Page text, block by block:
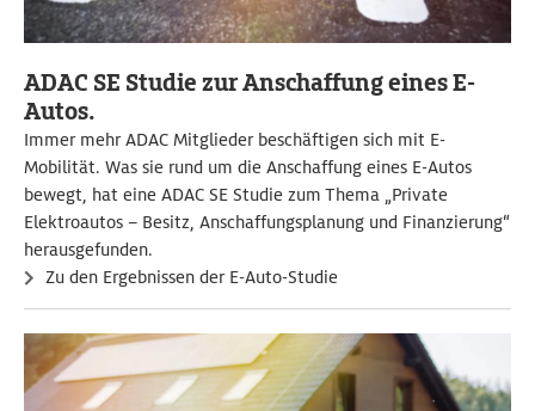
ADAC SE Studie zur Anschaffung eines E-
Autos.
Immer mehr ADAC Mitglieder beschäftigen sich mit E-
Mobilität. Was sie rund um die Anschaffung eines E-Autos
bewegt, hat eine ADAC SE Studie zum Thema „Private
Elektroautos – Besitz, Anschaffungsplanung und Finanzierung“
herausgefunden.
Zu den Ergebnissen der E-Auto-Studie